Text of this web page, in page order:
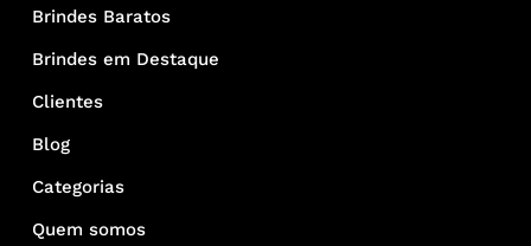
Brindes Baratos
Brindes em Destaque
Clientes
Blog
Categorias
Quem somos